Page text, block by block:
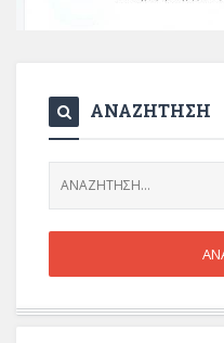
ΑΝΑΖΗΤΗΣΗ